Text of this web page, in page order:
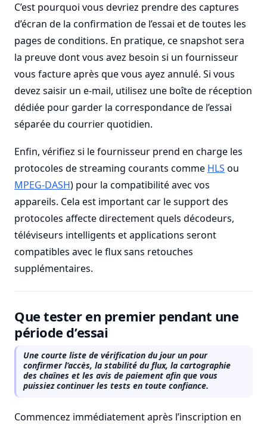
C’est pourquoi vous devriez prendre des captures
d’écran de la confirmation de l’essai et de toutes les
pages de conditions. En pratique, ce snapshot sera
la preuve dont vous avez besoin si un fournisseur
vous facture après que vous ayez annulé. Si vous
devez saisir un e-mail, utilisez une boîte de réception
dédiée pour garder la correspondance de l’essai
séparée du courrier quotidien.
Enfin, vérifiez si le fournisseur prend en charge les
protocoles de streaming courants comme HLS ou
MPEG-DASH) pour la compatibilité avec vos
appareils. Cela est important car le support des
protocoles affecte directement quels décodeurs,
téléviseurs intelligents et applications seront
compatibles avec le flux sans retouches
supplémentaires.
Que tester en premier pendant une
période d’essai
Une courte liste de vérification du jour un pour
confirmer l’accès, la stabilité du flux, la cartographie
des chaînes et les avis de paiement afin que vous
puissiez continuer les tests en toute confiance.
Commencez immédiatement après l’inscription en